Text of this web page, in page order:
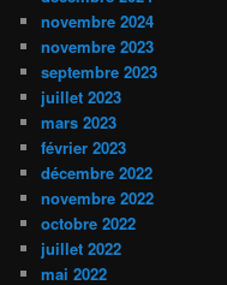
novembre 2024
novembre 2023
septembre 2023
juillet 2023
mars 2023
février 2023
décembre 2022
novembre 2022
octobre 2022
juillet 2022
mai 2022